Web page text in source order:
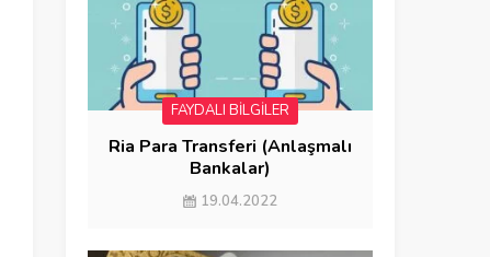
FAYDALI BİLGİLER
Ria Para Transferi (Anlaşmalı
Bankalar)
19.04.2022